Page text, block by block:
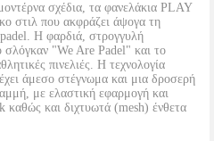
σχέδια, τα φανελάκια PLAY
στιλ που ακφράζει άψογα τη
padel. Η φαρδιά, στρογγυλή
σλόγκαν "We Are Padel" και το
πινελιές. Η τεχνολογία
άμεσο στέγνωμα και μια δροσερή
με ελαστική εφαρμογή και
καθώς και διχτυωτά (mesh) ένθετα